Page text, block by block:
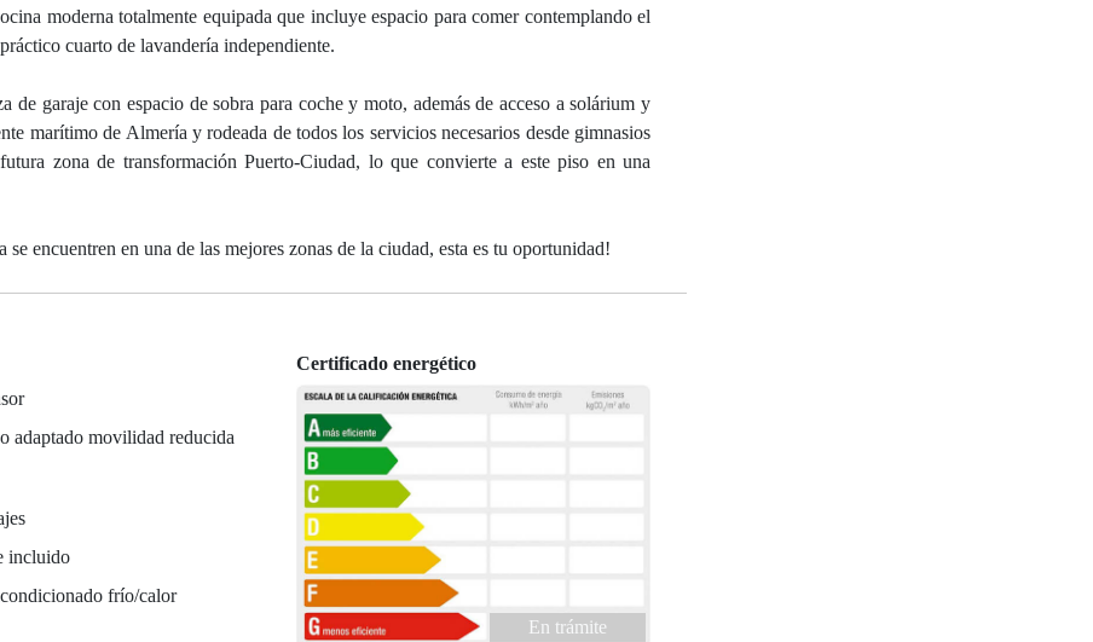
moderna totalmente equipada que incluye espacio para comer contemplando el
cuarto de lavandería independiente.
garaje con espacio de sobra para coche y moto, además de acceso a solárium y
marítimo de Almería y rodeada de todos los servicios necesarios desde gimnasios
zona de transformación Puerto-Ciudad, lo que convierte a este piso en una
encuentren en una de las mejores zonas de la ciudad, esta es tu oportunidad!
adaptado movilidad reducida
incluido
frío/calor
Certificado energético
En trámite